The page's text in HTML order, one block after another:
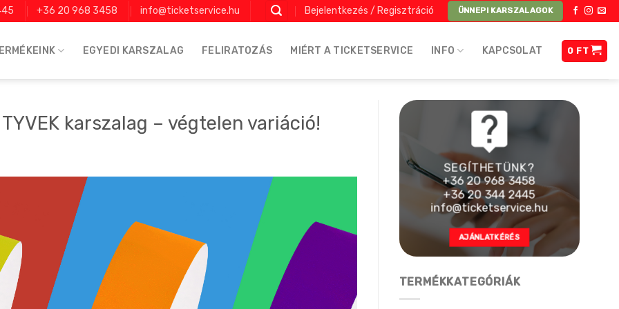
+36 20 968 3458 info@ticketservice.hu Bejelentkezés / Regisztráció ÜNNEPI KARSZALAGOK
EGYEDI KARSZALAG FELIRATOZÁS MIÉRT A TICKETSERVICE INFO KAPCSOLAT 0 FT
karszalag – végtelen variáció!
SEGÍTHETÜNK?
+36 20 968 3458
+36 20 344 2445
info@ticketservice.hu
AJÁNLATKÉRÉS
TERMÉKKATEGÓRIÁK